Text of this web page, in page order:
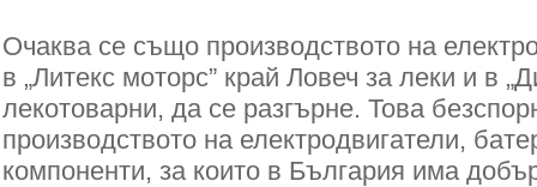
Очаква се също производството на
в „Литекс моторс” край Ловеч за леки и в
лекотоварни, да се разгърне. Това
производството на електродвигатели,
компоненти, за които в България има